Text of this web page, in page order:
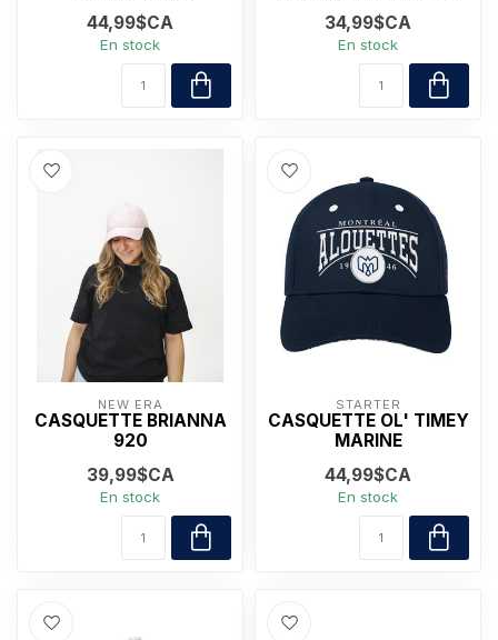
44,99$CA
En stock
34,99$CA
En stock
NEW ERA
CASQUETTE BRIANNA
920
39,99$CA
En stock
STARTER
CASQUETTE OL' TIMEY
MARINE
44,99$CA
En stock